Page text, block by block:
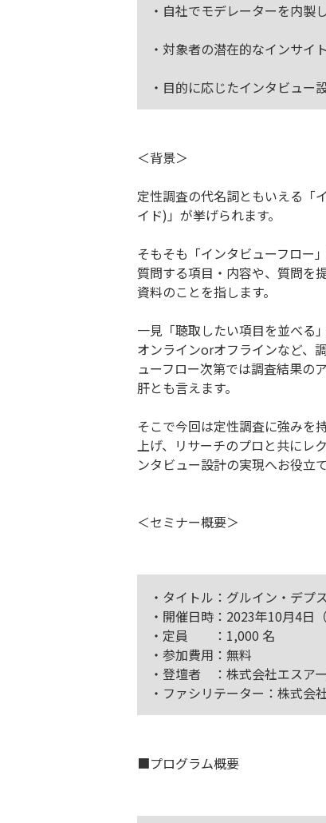
・自社でモデレーターを内製
・対象者の潜在的なインサイ
・目的に応じたインタビュー
＜背景＞
定性調査の代名詞ともいえる「
イド)」が挙げられます。
そもそも「インタビューフロー
質問する項目・内容や、質問を
資料のことを指します。
一見「聴取したい項目を並べる
オンラインorオフラインなど、
ューフロー次第では調査結果の
肝とも言えます。
そこで今回は定性調査に強みを
上げ、リサーチのプロと共にレ
ンタビュー設計の実現へお役立
＜セミナー概要＞
・タイトル：グルイン・デプ
・開催日時：2023年10月4日
・定員 ：1,000 名
・参加費用：無料
・登壇者 ：株式会社エス
・ファシリテーター：株式
■プログラム概要